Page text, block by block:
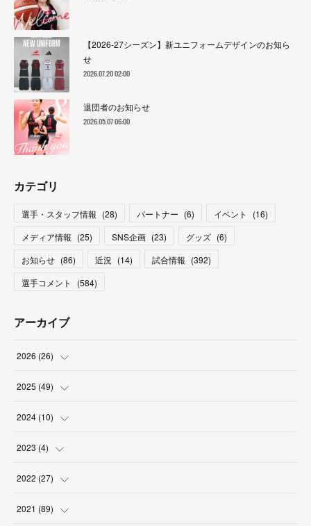
【2026-27シーズン】新ユニフォームデザインのお知ら
せ
2026.07.20 02:00
退団者のお知らせ
2026.05.07 06:00
カテゴリ
選手・スタッフ情報 (28) パートナー (6) イベント (16)
メディア情報 (25) SNS企画 (23) グッズ (6)
お知らせ (86) 近況 (14) 試合情報 (392)
選手コメント
(584)
アーカイブ
2026 (26)
(2
(2
(
(3
2025 (49)
(6
( 10
(8
(4
2024 (10)
( )
(2
(1
2023 (4)
(1
(3
2022 (27)
(2
2021 (89)